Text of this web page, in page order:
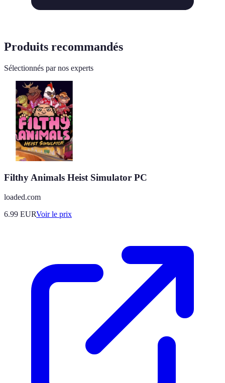
Produits recommandés
Sélectionnés par nos experts
Filthy Animals Heist Simulator PC
loaded.com
6.99 EURVoir le prix